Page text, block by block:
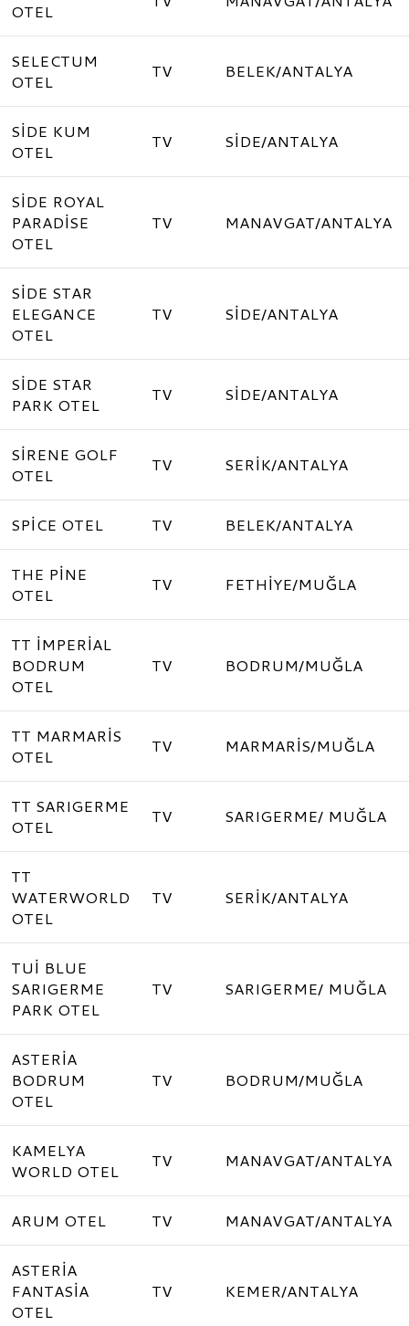
OTEL
SELECTUM
OTEL
TV BELEK/ANTALYA
SİDE KUM
OTEL
TV SİDE/ANTALYA
SİDE ROYAL
PARADİSE
OTEL
TV MANAVGAT/ANTALYA
SİDE STAR
ELEGANCE
OTEL
TV SİDE/ANTALYA
SİDE STAR
PARK OTEL
TV SİDE/ANTALYA
SİRENE GOLF
OTEL
TV SERİK/ANTALYA
SPİCE OTEL TV BELEK/ANTALYA
THE PİNE
OTEL
TV FETHİYE/MUĞLA
TT İMPERİAL
BODRUM
OTEL
TV BODRUM/MUĞLA
TT MARMARİS
OTEL
TV MARMARİS/MUĞLA
TT SARIGERME
OTEL
TV SARIGERME/ MUĞLA
TT
WATERWORLD
OTEL
TV SERİK/ANTALYA
TUİ BLUE
SARIGERME
PARK OTEL
TV SARIGERME/ MUĞLA
ASTERİA
BODRUM
OTEL
TV BODRUM/MUĞLA
KAMELYA
WORLD OTEL
TV MANAVGAT/ANTALYA
ARUM OTEL TV MANAVGAT/ANTALYA
ASTERİA
FANTASİA
OTEL
TV KEMER/ANTALYA